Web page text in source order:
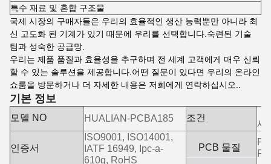
특수 재료 및 혼합 구조물
국제 시장의 구매자들은 우리의 효율적인 생산 능력뿐만 아니라 최
신 고도화 된 기계가 있기 때문에 우리를 선택합니다.숙련된 기술
팀과 성숙한 공급망.
우리는 제품 품질과 효율성을 추구하며 전 세계 고객에게 매우 신뢰
할 수 있는 솔루션을 제공합니다.어떤 질문이 있다면 우리의 온라인
쇼룸을 방문하거나 더 자세한 내용은 저희에게 연락하십시오..
기본 정보
모델 NO HUALIAN-PCBA185 조건
새
인증서
ISO9001, ISO14001,
IATF 16949, Ipc-a-
610g, RoHS
PCB 물질